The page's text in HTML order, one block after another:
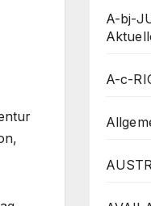
A-bj-
A-c-